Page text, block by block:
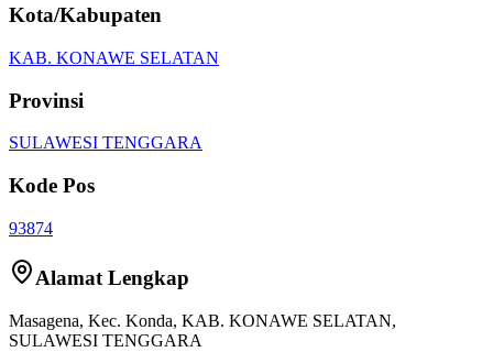
Kota/Kabupaten
KAB. KONAWE SELATAN
Provinsi
SULAWESI TENGGARA
Kode Pos
93874
Alamat Lengkap
Masagena, Kec. Konda, KAB. KONAWE SELATAN,
SULAWESI TENGGARA